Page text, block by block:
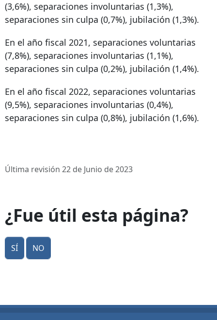
(3,6%), separaciones involuntarias (1,3%),
separaciones sin culpa (0,7%), jubilación (1,3%).
En el año fiscal 2021, separaciones voluntarias
(7,8%), separaciones involuntarias (1,1%),
separaciones sin culpa (0,2%), jubilación (1,4%).
En el año fiscal 2022, separaciones voluntarias
(9,5%), separaciones involuntarias (0,4%),
separaciones sin culpa (0,8%), jubilación (1,6%).
Última revisión 22 de Junio de 2023
¿Fue útil esta página?
Sí No